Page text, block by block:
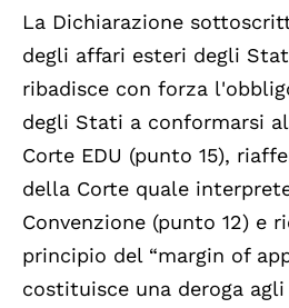
La Dichiarazione
degli affari esteri degli
ribadisce con forza
degli Stati a conformarsi
Corte EDU (punto 15),
della Corte quale
Convenzione (punto 12) e
principio del “margin of
costituisce una deroga